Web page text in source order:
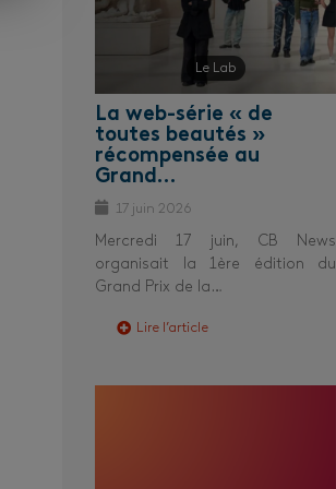
Le Lab
La web-série « de
toutes beautés »
récompensée au
Grand…
17 juin 2026
Mercredi 17 juin, CB News
organisait la 1ère édition du
Grand Prix de la…
Lire l’article